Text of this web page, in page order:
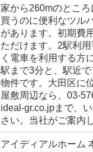
家から260mのとこ
買うのに便利なツル
があります。初期費
ただけます。2駅利
く電車を利用する方
駅まで3分と、駅近
物件です。大田区に
屋敷周辺なら、03-
ideal-gr.co.jpまで、
さい。当社がご案内
アイディアルホーム